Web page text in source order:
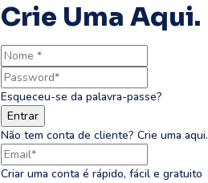
Crie Uma Aqui.
Esqueceu-se da palavra-passe?
Não tem conta de cliente? Crie uma aqui.
Criar uma conta é rápido, fácil e gratuito